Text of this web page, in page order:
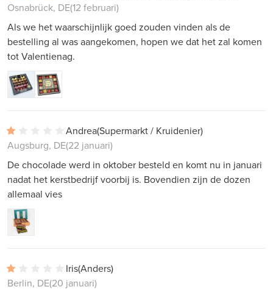
Osnabrück, DE(12 februari)
Als we het waarschijnlijk goed zouden vinden als de
bestelling al was aangekomen, hopen we dat het zal komen
tot Valentienag.
Andrea(Supermarkt / Kruidenier)
Augsburg, DE(22 januari)
De chocolade werd in oktober besteld en komt nu in januari
nadat het kerstbedrijf voorbij is. Bovendien zijn de dozen
allemaal vies
Iris(Anders)
Berlin, DE(20 januari)